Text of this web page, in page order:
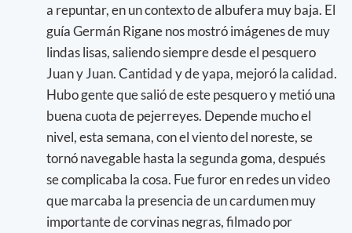
a repuntar, en un contexto de albufera muy baja. El
guía Germán Rigane nos mostró imágenes de muy
lindas lisas, saliendo siempre desde el pesquero
Juan y Juan. Cantidad y de yapa, mejoró la calidad.
Hubo gente que salió de este pesquero y metió una
buena cuota de pejerreyes. Depende mucho el
nivel, esta semana, con el viento del noreste, se
tornó navegable hasta la segunda goma, después
se complicaba la cosa. Fue furor en redes un video
que marcaba la presencia de un cardumen muy
importante de corvinas negras, filmado por